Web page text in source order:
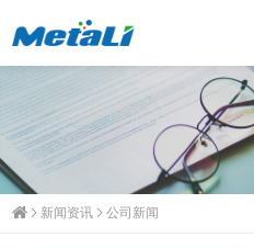
新闻资讯 公司新闻